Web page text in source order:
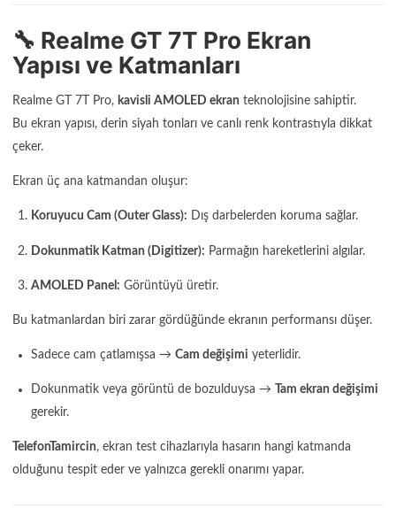
🔧 Realme GT 7T Pro Ekran
Yapısı ve Katmanları
Realme GT 7T Pro, kavisli AMOLED ekran teknolojisine sahiptir.
Bu ekran yapısı, derin siyah tonları ve canlı renk kontrastıyla dikkat
çeker.
Ekran üç ana katmandan oluşur:
Koruyucu Cam (Outer Glass): Dış darbelerden koruma sağlar.
Dokunmatik Katman (Digitizer): Parmağın hareketlerini algılar.
AMOLED Panel: Görüntüyü üretir.
Bu katmanlardan biri zarar gördüğünde ekranın performansı düşer.
Sadece cam çatlamışsa → Cam değişimi yeterlidir.
Dokunmatik veya görüntü de bozulduysa →
Tam ekran değişimi
gerekir.
TelefonTamircin, ekran test cihazlarıyla hasarın hangi katmanda
olduğunu tespit eder ve yalnızca gerekli onarımı yapar.